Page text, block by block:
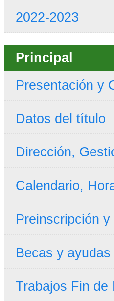
2022-2023
Principal
Presentación y
Datos del título
Dirección,
Calendario,
Preinscripción
Becas y ayudas
Trabajos Fin de